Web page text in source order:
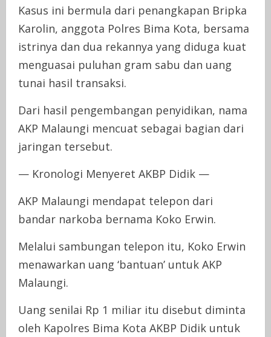
Kasus ini bermula dari penangkapan Bripka
Karolin, anggota Polres Bima Kota, bersama
istrinya dan dua rekannya yang diduga kuat
menguasai puluhan gram sabu dan uang
tunai hasil transaksi.
Dari hasil pengembangan penyidikan, nama
AKP Malaungi mencuat sebagai bagian dari
jaringan tersebut.
— Kronologi Menyeret AKBP Didik —
AKP Malaungi mendapat telepon dari
bandar narkoba bernama Koko Erwin.
Melalui sambungan telepon itu, Koko Erwin
menawarkan uang ‘bantuan’ untuk AKP
Malaungi.
Uang senilai Rp 1 miliar itu disebut diminta
oleh Kapolres Bima Kota AKBP Didik untuk